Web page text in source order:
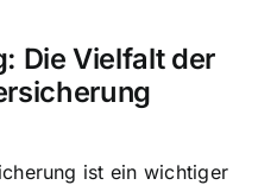
Die Vielfalt der
ist ein wichtiger